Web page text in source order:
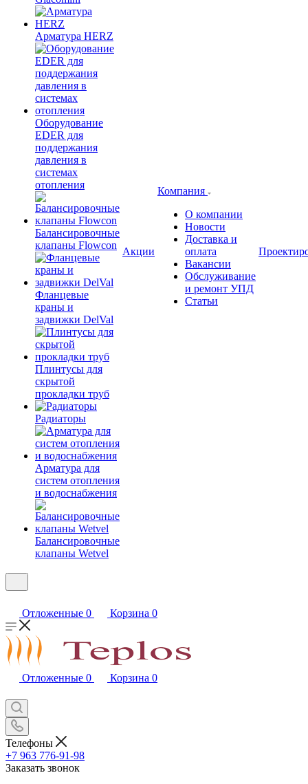
Арматура HERZ
Оборудование
EDER для
поддержания
давления в
системах
отопления
Балансировочные
клапаны Flowcon
Фланцевые
краны и
задвижки DelVal
Плинтусы для
скрытой
прокладки труб
Радиаторы
Арматура для
систем отопления
и водоснабжения
Балансировочные
клапаны Wetvel
Акции
Компания
О компании
Новости
Доставка и
оплата
Вакансии
Обслуживание
и ремонт УПД
Статьи
Отложенные 0 Корзина 0
Отложенные 0 Корзина 0
Телефоны
+7 963 776-91-98
Заказать звонок